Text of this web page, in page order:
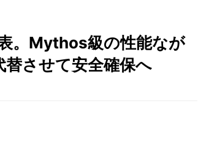
。Mythos級の性能なが
させて安全確保へ